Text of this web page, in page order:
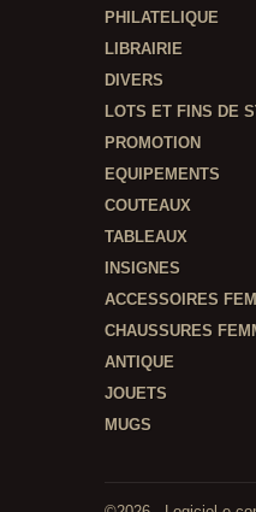
PHILATELIQUE
LIBRAIRIE
DIVERS
LOTS ET FINS DE
PROMOTION
EQUIPEMENTS
COUTEAUX
TABLEAUX
INSIGNES
ACCESSOIRES
CHAUSSURES
ANTIQUE
JOUETS
MUGS